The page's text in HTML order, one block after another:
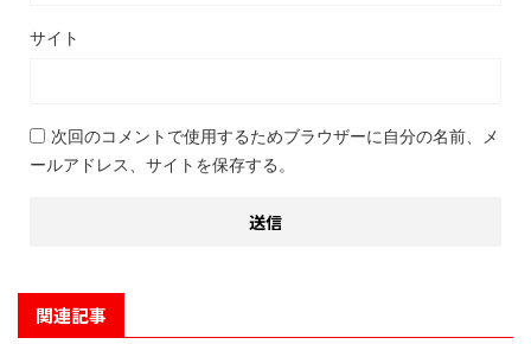
サイト
次回のコメントで使用するためブラウザーに自分の名前、メ
ールアドレス、サイトを保存する。
関連記事